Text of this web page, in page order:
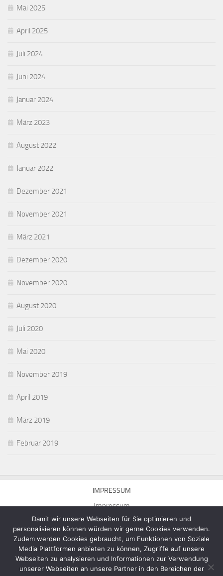
Mai 2025
April 2025
Juli 2024
Juni 2024
Januar 2024
März 2023
August 2022
Januar 2022
Dezember 2021
November 2021
März 2021
Dezember 2020
November 2020
August 2020
Juli 2020
Mai 2020
November 2019
April 2019
März 2019
Februar 2019
IMPRESSUM
Impressum
Homepage von Michael Munick © 2026. Alle Rechte vorbehalten.
Damit wir unsere Webseiten für Sie optimieren und
personalisieren können würden wir gerne Cookies verwenden.
Zudem werden Cookies gebraucht, um Funktionen von Soziale
Media Plattformen anbieten zu können, Zugriffe auf unsere
Webseiten zu analysieren und Informationen zur Verwendung
unserer Webseiten an unsere Partner in den Bereichen der